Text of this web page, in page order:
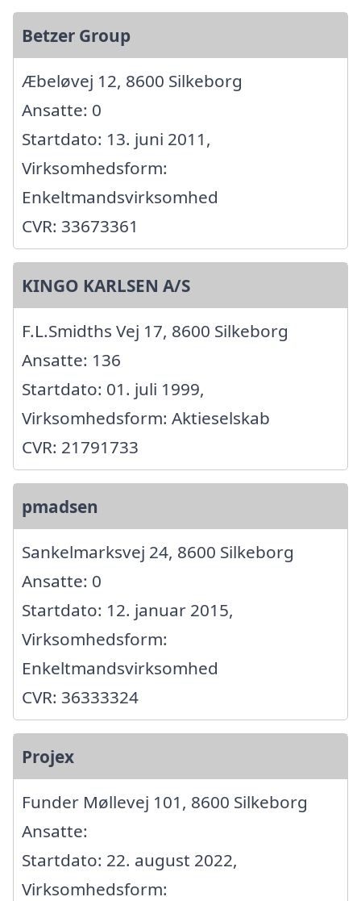
Betzer Group
Æbeløvej 12, 8600 Silkeborg
Ansatte: 0
Startdato: 13. juni 2011,
Virksomhedsform:
Enkeltmandsvirksomhed
CVR: 33673361
KINGO KARLSEN A/S
F.L.Smidths Vej 17, 8600 Silkeborg
Ansatte: 136
Startdato: 01. juli 1999,
Virksomhedsform: Aktieselskab
CVR: 21791733
pmadsen
Sankelmarksvej 24, 8600 Silkeborg
Ansatte: 0
Startdato: 12. januar 2015,
Virksomhedsform:
Enkeltmandsvirksomhed
CVR: 36333324
Projex
Funder Møllevej 101, 8600 Silkeborg
Ansatte:
Startdato: 22. august 2022,
Virksomhedsform: